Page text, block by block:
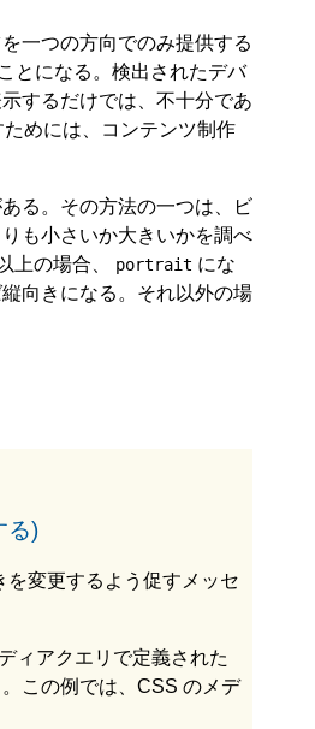
一つの方向でのみ提供する
とになる。検出されたデバ
するだけでは、不十分であ
めには、コンテンツ制作
る。その方法の一つは、ビ
も小さいか大きいかを調べ
上の場合、 portrait にな
向きになる。それ以外の場
る)
変更するよう促すメッセ
ィアクエリで定義された
この例では、CSS のメデ